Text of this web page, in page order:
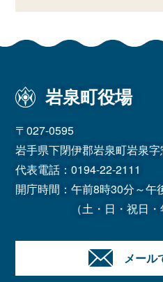
岩泉町役場
〒027-0595
岩手県下閉伊郡岩泉町岩泉
代表電話：0194-22-2111
開庁時間：午前8時30分～午
（土・日・祝日
メール